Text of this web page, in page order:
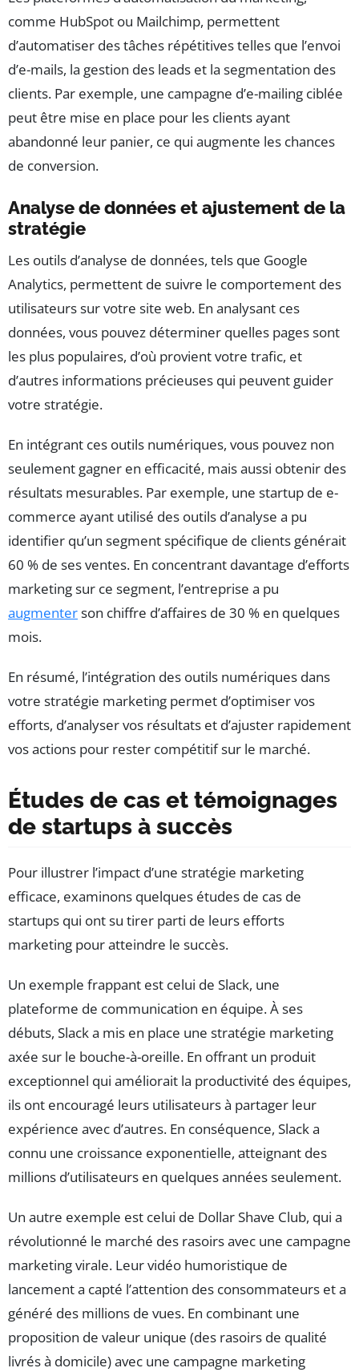
comme HubSpot ou Mailchimp, permettent
d’automatiser des tâches répétitives telles que l’envoi
d’e-mails, la gestion des leads et la segmentation des
clients. Par exemple, une campagne d’e-mailing ciblée
peut être mise en place pour les clients ayant
abandonné leur panier, ce qui augmente les chances
de conversion.
Analyse de données et ajustement de la
stratégie
Les outils d’analyse de données, tels que Google
Analytics, permettent de suivre le comportement des
utilisateurs sur votre site web. En analysant ces
données, vous pouvez déterminer quelles pages sont
les plus populaires, d’où provient votre trafic, et
d’autres informations précieuses qui peuvent guider
votre stratégie.
En intégrant ces outils numériques, vous pouvez non
seulement gagner en efficacité, mais aussi obtenir des
résultats mesurables. Par exemple, une startup de e-
commerce ayant utilisé des outils d’analyse a pu
identifier qu’un segment spécifique de clients générait
60 % de ses ventes. En concentrant davantage d’efforts
marketing sur ce segment, l’entreprise a pu
augmenterson chiffre d’affaires de 30 % en quelques
mois.
En résumé, l’intégration des outils numériques dans
votre stratégie marketing permet d’optimiser vos
efforts, d’analyser vos résultats et d’ajuster rapidement
vos actions pour rester compétitif sur le marché.
Études de cas et témoignages
de startups à succès
Pour illustrer l’impact d’une stratégie marketing
efficace, examinons quelques études de cas de
startups qui ont su tirer parti de leurs efforts
marketing pour atteindre le succès.
Un exemple frappant est celui de Slack, une
plateforme de communication en équipe. À ses
débuts, Slack a mis en place une stratégie marketing
axée sur le bouche-à-oreille. En offrant un produit
exceptionnel qui améliorait la productivité des équipes,
ils ont encouragé leurs utilisateurs à partager leur
expérience avec d’autres. En conséquence, Slack a
connu une croissance exponentielle, atteignant des
millions d’utilisateurs en quelques années seulement.
Un autre exemple est celui de Dollar Shave Club, qui a
révolutionné le marché des rasoirs avec une campagne
marketing virale. Leur vidéo humoristique de
lancement a capté l’attention des consommateurs et a
généré des millions de vues. En combinant une
proposition de valeur unique (des rasoirs de qualité
livrés à domicile) avec une campagne marketing